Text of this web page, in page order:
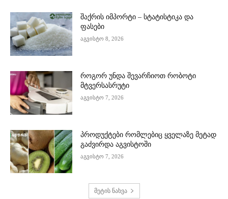
შაქრის იმპორტი – სტატისტიკა და
ფასები
აგვისტო 8, 2026
როგორ უნდა შევარჩიოთ რობოტი
მტვერსასრუტი
აგვისტო 7, 2026
პროდუქტები რომლებიც ყველაზე მეტად
გაძვირდა აგვისტოში
აგვისტო 7, 2026
მეტის ნახვა